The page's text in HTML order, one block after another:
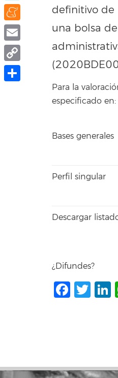
definitivo de
una bolsa
Para la
especificado en:
Bases generales
Perfil singular
Descargar
¿Difundes?
Telegram
Meneame
Email
Copy